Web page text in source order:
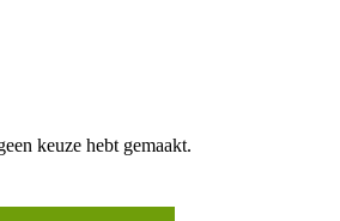
keuze hebt gemaakt.